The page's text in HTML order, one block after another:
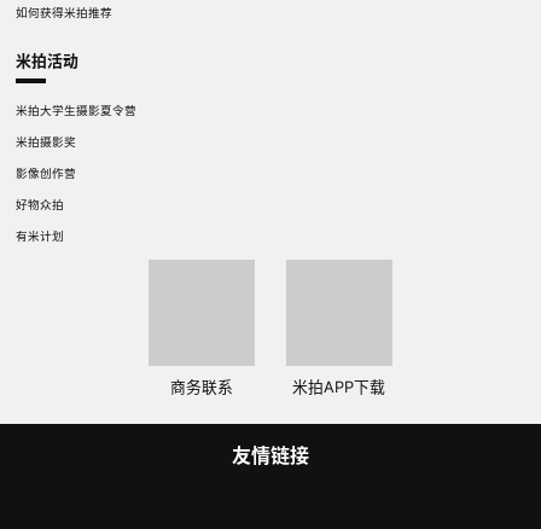
如何获得米拍推荐
米拍活动
米拍大学生摄影夏令营
米拍摄影奖
影像创作营
好物众拍
有米计划
商务联系 米拍APP下载
友情链接